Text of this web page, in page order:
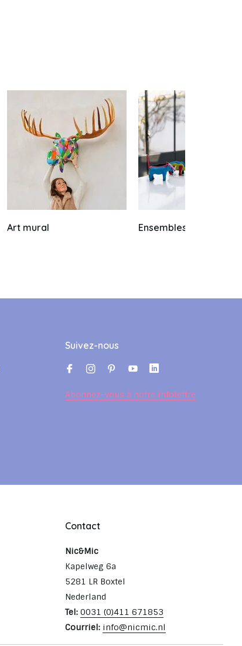
Art mural Ensembles et combos
Suivez-nous
Abonnez-vous à notre infolettre
Contact
Nic&Mic
Kapelweg 6a
5281 LR Boxtel
Nederland
Tel: 0031 (0)411 671853
Courriel: info@nicmic.nl